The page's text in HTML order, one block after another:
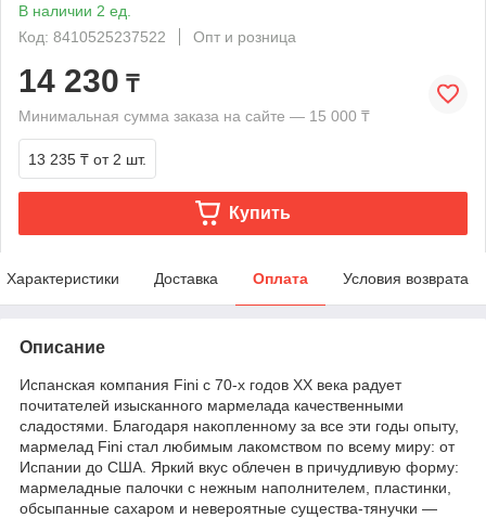
В наличии 2 ед.
Код: 8410525237522
Опт и розница
14 230 ₸
Минимальная сумма заказа на сайте — 15 000 ₸
13 235 ₸ от 2 шт.
Купить
Характеристики Доставка Оплата Условия возврата
Описание
Испанская компания Fini с 70-х годов XX века радует
почитателей изысканного мармелада качественными
сладостями. Благодаря накопленному за все эти годы опыту,
мармелад Fini стал любимым лакомством по всему миру: от
Испании до США. Яркий вкус облечен в причудливую форму:
мармеладные палочки с нежным наполнителем, пластинки,
обсыпанные сахаром и невероятные существа-тянучки —